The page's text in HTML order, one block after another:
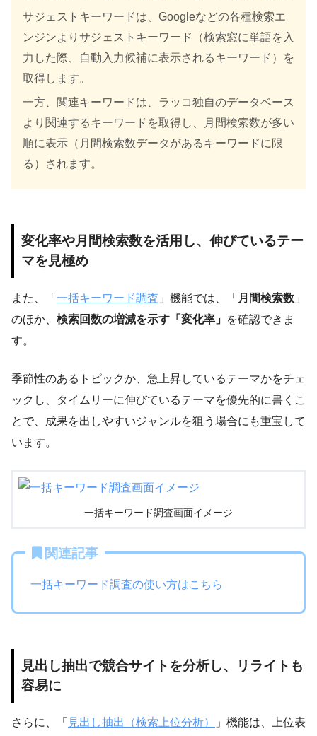
サジェストキーワードは、Googleなどの各種検索エ
ンジンよりサジェストキーワード（検索窓に単語を入
力した際、自動入力候補に表示されるキーワード）を
取得します。
一方、関連キーワードは、ラッコ独自のデータベース
より関連するキーワードを取得し、月間検索数が多い
順に表示（月間検索数データがあるキーワードに限
る）されます。
変化率や月間検索数を活用し、伸びているテー
マを見極め
また、「 一括キーワード調査 」機能では、「 月間検索数 」
のほか、 検索回数の増減を示す「変化率」 を確認できま
す。
季節性のあるトピックか、急上昇しているテーマかをチェ
ックし、タイムリーに伸びているテーマを優先的に書くこ
とで、成果を出しやすいジャンルを狙う場合にも重宝して
います。
一括キーワード調査画面イメージ
関連記事
一括キーワード調査の使い方はこちら
見出し抽出で競合サイトを分析し、リライトも
容易に
さらに、「 見出し抽出（検索上位分析）
」機能は、上位表